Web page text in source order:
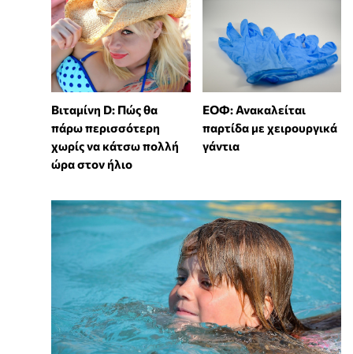
Βιταμίνη D: Πώς θα
πάρω περισσότερη
χωρίς να κάτσω πολλή
ώρα στον ήλιο
ΕΟΦ: Ανακαλείται
παρτίδα με χειρουργικά
γάντια